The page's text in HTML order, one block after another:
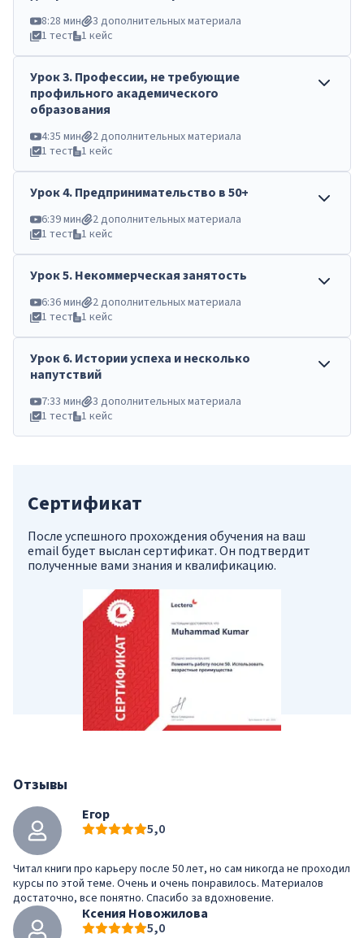
8:28 мин
3 дополнительных материала
1 тест 1 кейс
Урок3.Профессии, не требующие
профильного академического
образования
4:35 мин
2 дополнительных материала
1 тест 1 кейс
Урок4.Предпринимательство в 50+
6:39 мин
2 дополнительных материала
1 тест 1 кейс
Урок5.Некоммерческая занятость
6:36 мин
2 дополнительных материала
1 тест 1 кейс
Урок6.Истории успеха и несколько
напутствий
7:33 мин
3 дополнительных материала
1 тест 1 кейс
Сертификат
После успешного прохождения обучения на ваш
email будет выслан сертификат. Он подтвердит
полученные вами знания и квалификацию.
Отзывы
Егор
5,0
Читал книги про карьеру после 50 лет, но сам никогда не проходил
курсы по этой теме. Очень и очень понравилось. Материалов
достаточно, все понятно. Спасибо за вдохновение.
Ксения Новожилова
5,0